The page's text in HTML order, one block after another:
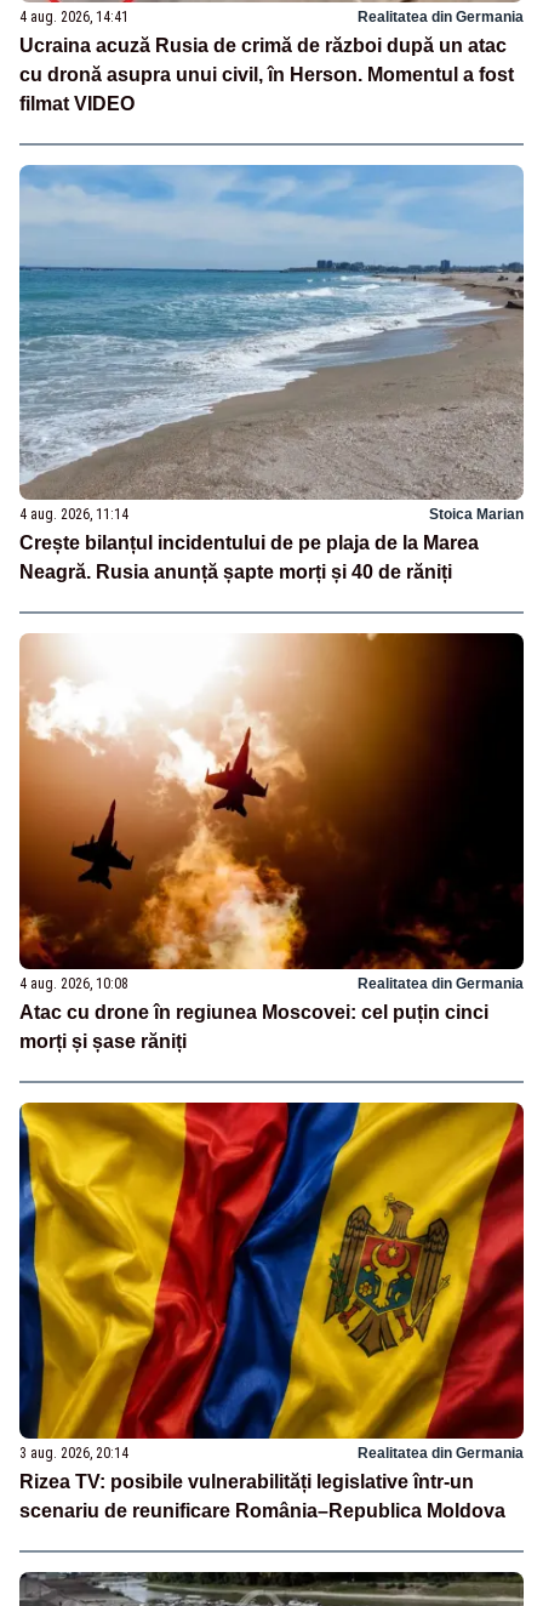
4 aug. 2026, 14:41 Realitatea din Germania
Ucraina acuză Rusia de crimă de război după un atac
cu dronă asupra unui civil, în Herson. Momentul a fost
filmat VIDEO
4 aug. 2026, 11:14 Stoica Marian
Crește bilanțul incidentului de pe plaja de la Marea
Neagră. Rusia anunță șapte morți și 40 de răniți
4 aug. 2026, 10:08 Realitatea din Germania
Atac cu drone în regiunea Moscovei: cel puțin cinci
morți și șase răniți
3 aug. 2026, 20:14 Realitatea din Germania
Rizea TV: posibile vulnerabilități legislative într-un
scenariu de reunificare România–Republica Moldova